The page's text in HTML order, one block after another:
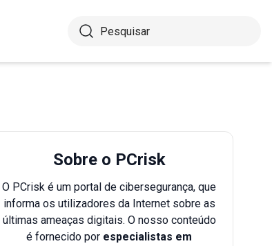
Sobre o PCrisk
O PCrisk é um portal de cibersegurança, que
informa os utilizadores da Internet sobre as
últimas ameaças digitais. O nosso conteúdo
é fornecido por especialistas em